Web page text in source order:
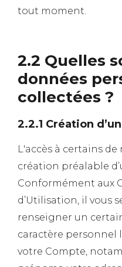
tout moment.
2.2 Quelles
données
collectées ?
2.2.1 Création
L'accès à certains de
création préalable
Conformément aux
d’Utilisation, il vous
renseigner un
caractère personnel
votre Compte,